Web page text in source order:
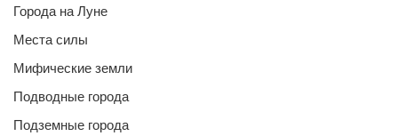
Города на Луне
Места силы
Мифические земли
Подводные города
Подземные города